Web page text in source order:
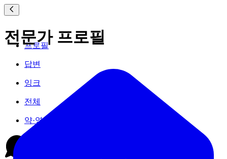
전문가 프로필
프로필
답변
잉크
전체
약·영양제